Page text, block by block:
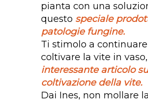
pianta con una
questo speciale
patologie fungine.
Ti stimolo a
coltivare la vite in
interessante articolo
coltivazione della vite.
Dai Ines, non mollare